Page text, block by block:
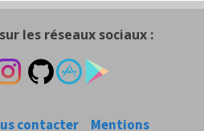
les réseaux sociaux :
contacter Mentions